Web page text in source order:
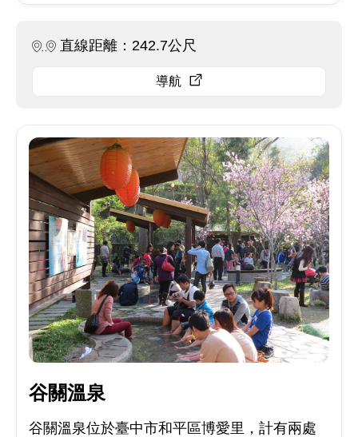
直線距離：242.7公尺
導航
谷關溫泉
谷關溫泉位於臺中市和平區博愛里，計有兩處